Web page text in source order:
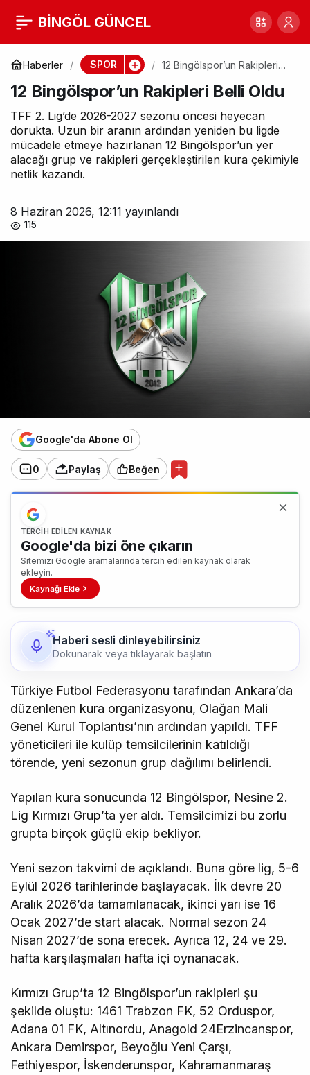
BİNGÖL GÜNCEL
Haberler SPOR
12 Bingölspor’un Rakipleri
12 Bingölspor’un Rakipleri Belli Oldu
TFF 2. Lig’de 2026-2027 sezonu öncesi heyecan
dorukta. Uzun bir aranın ardından yeniden bu ligde
mücadele etmeye hazırlanan 12 Bingölspor’un yer
alacağı grup ve rakipleri gerçekleştirilen kura çekimiyle
netlik kazandı.
8 Haziran 2026, 12:11 yayınlandı
115
Google'da Abone Ol
0 Paylaş Beğen
TERCIH EDILEN KAYNAK
Google'da bizi öne çıkarın
Sitemizi Google aramalarında tercih edilen kaynak olarak
ekleyin.
Kaynağı Ekle
Haberi sesli dinleyebilirsiniz
Dokunarak veya tıklayarak başlatın
Türkiye Futbol Federasyonu tarafından Ankara’da
düzenlenen kura organizasyonu, Olağan Mali
Genel Kurul Toplantısı’nın ardından yapıldı. TFF
yöneticileri ile kulüp temsilcilerinin katıldığı
törende, yeni sezonun grup dağılımı belirlendi.
Yapılan kura sonucunda 12 Bingölspor, Nesine 2.
Lig Kırmızı Grup’ta yer aldı. Temsilcimizi bu zorlu
grupta birçok güçlü ekip bekliyor.
Yeni sezon takvimi de açıklandı. Buna göre lig, 5-6
Eylül 2026 tarihlerinde başlayacak. İlk devre 20
Aralık 2026’da tamamlanacak, ikinci yarı ise 16
Ocak 2027’de start alacak. Normal sezon 24
Nisan 2027’de sona erecek. Ayrıca 12, 24 ve 29.
hafta karşılaşmaları hafta içi oynanacak.
Kırmızı Grup’ta 12 Bingölspor’un rakipleri şu
şekilde oluştu: 1461 Trabzon FK, 52 Orduspor,
Adana 01 FK, Altınordu, Anagold 24Erzincanspor,
Ankara Demirspor, Beyoğlu Yeni Çarşı,
Fethiyespor, İskenderunspor, Kahramanmaraş
12 Bingölspor’un
Rakipleri Belli Oldu
0